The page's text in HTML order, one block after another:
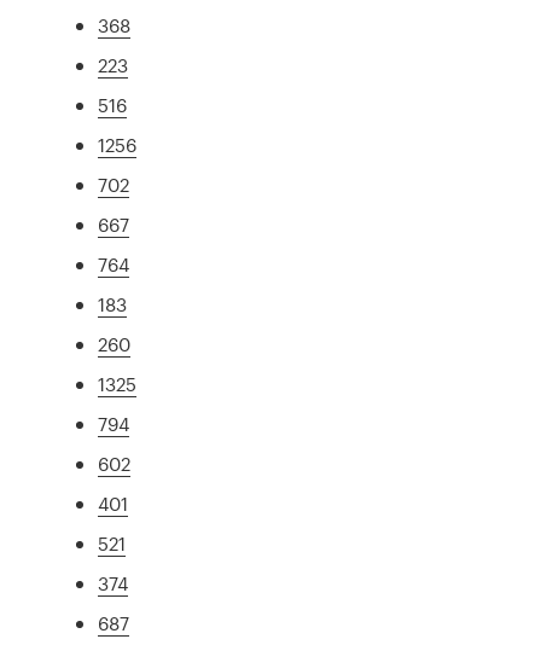
368
223
516
1256
702
667
764
183
260
1325
794
602
401
521
374
687